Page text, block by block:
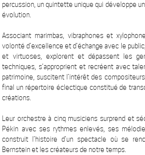
percussion, un quintette unique qui développe
évolution.
Associant marimbas, vibraphones et
volonté d’excellence et d’échange avec le
et virtuoses, explorent et dépassent les
techniques, s’approprient et recréent avec
patrimoine, suscitent l’intérêt des
final un répertoire éclectique constitué de
créations.
Leur orchestre à cinq musiciens surprend et
Pékin avec ses rythmes enlevés, ses
construit l’histoire d’un spectacle où se
Bernstein et les créateurs de notre temps.